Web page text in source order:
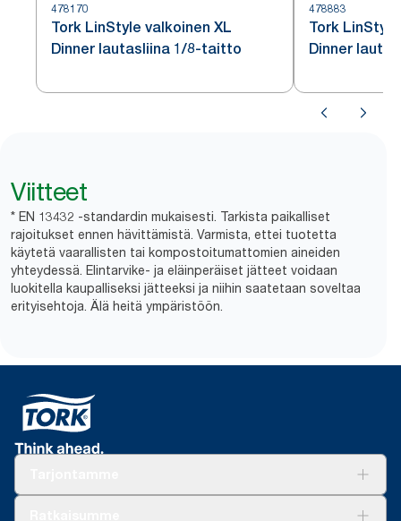
478170
Tork LinStyle valkoinen XL
Dinner lautasliina 1/8-taitto
478883
Tork
Dinner
Viitteet
* EN 13432 -standardin mukaisesti. Tarkista paikalliset
rajoitukset ennen hävittämistä. Varmista, ettei tuotetta
käytetä vaarallisten tai kompostoitumattomien aineiden
yhteydessä. Elintarvike- ja eläinperäiset jätteet voidaan
luokitella kaupalliseksi jätteeksi ja niihin saatetaan soveltaa
erityisehtoja. Älä heitä ympäristöön.